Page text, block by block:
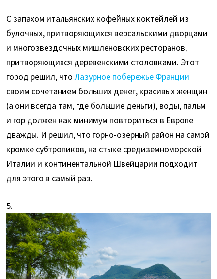
С запахом итальянских кофейных коктейлей из
булочных, притворяющихся версальскими дворцами
и многозвездочных мишленовских ресторанов,
притворяющихся деревенскими столовками. Этот
город решил, чтоЛазурное побережье Франции
своим сочетанием больших денег, красивых женщин
(а они всегда там, где большие деньги), воды, пальм
и гор должен как минимум повториться в Европе
дважды. И решил, что горно-озерный район на самой
кромке субтропиков, на стыке средиземноморской
Италии и континентальной Швейцарии подходит
для этого в самый раз.
5.